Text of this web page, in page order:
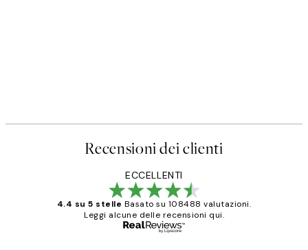
Recensioni dei clienti
ECCELLENTI
4.4 su 5 stelle Basato su 108488 valutazioni.
Leggi alcune delle recensioni qui.